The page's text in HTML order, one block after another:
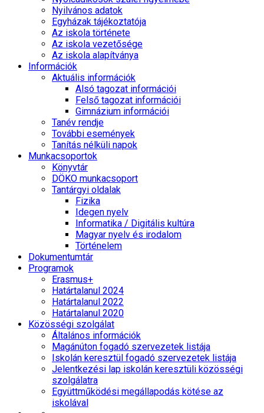
Nyilvános adatok
Egyházak tájékoztatója
Az iskola története
Az iskola vezetősége
Az iskola alapítványa
Információk
Aktuális információk
Alsó tagozat információi
Felső tagozat információi
Gimnázium információi
Tanév rendje
További események
Tanítás nélküli napok
Munkacsoportok
Könyvtár
DÖKO munkacsoport
Tantárgyi oldalak
Fizika
Idegen nyelv
Informatika / Digitális kultúra
Magyar nyelv és irodalom
Történelem
Dokumentumtár
Programok
Erasmus+
Határtalanul 2024
Határtalanul 2022
Határtalanul 2020
Közösségi szolgálat
Általános információk
Magánúton fogadó szervezetek listája
Iskolán keresztül fogadó szervezetek listája
Jelentkezési lap iskolán keresztüli közösségi
szolgálatra
Együttműködési megállapodás kötése az
iskolával